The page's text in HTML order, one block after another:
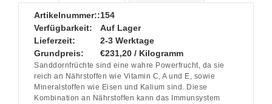
Artikelnummer::154
Verfügbarkeit:
Auf Lager
Lieferzeit:
2-3 Werktage
Grundpreis:
€231,20 / Kilogramm
Sanddornfrüchte sind eine wahre Powerfrucht, da sie
reich an Nährstoffen wie Vitamin C, A und E, sowie
Mineralstoffen wie Eisen und Kalium sind. Diese
Kombination an Nährstoffen kann das Immunsystem